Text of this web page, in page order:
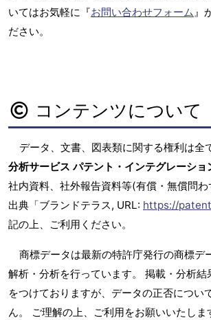
いてはお気軽に『お問い合わせフォーム』
ださい。
コンテンツについて
データ、文書、図表類に関する権利は全
分析サービス パテント・インテグレーショ
社内資料、社外報告資料等(有償・無償問
出典「ブランドテラス, URL: https://
記の上、ご利用ください。
商標データは最新の特許庁発行の商標デ
解析・分析を行っています。 掲載・分析
をつけておりますが、データの正否につい
ん。 ご理解の上、ご利用をお願いいたしま